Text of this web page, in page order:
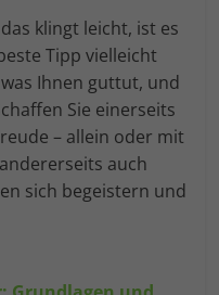
klingt leicht, ist es
Tipp vielleicht
Ihnen guttut, und
Sie einerseits
– allein oder mit
auch
sich begeistern und